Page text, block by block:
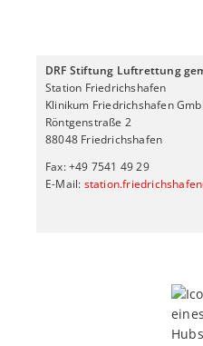
DRF Stiftung Luftrettung
Station Friedrichshafen
Klinikum Friedrichshafen
Röntgenstraße 2
88048 Friedrichshafen
Fax: +49 7541 49 29
E-Mail: